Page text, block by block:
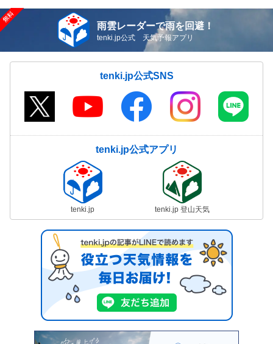
雨雲レーダーで雨を回避！
tenki.jp公式 天気予報アプリ
tenki.jp公式SNS
tenki.jp公式アプリ
tenki.jp tenki.jp 登山天気